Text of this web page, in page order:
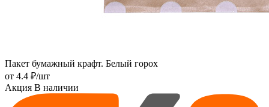
Пакет бумажный крафт. Белый горох
от 4.4 ₽/шт
Акция В наличии